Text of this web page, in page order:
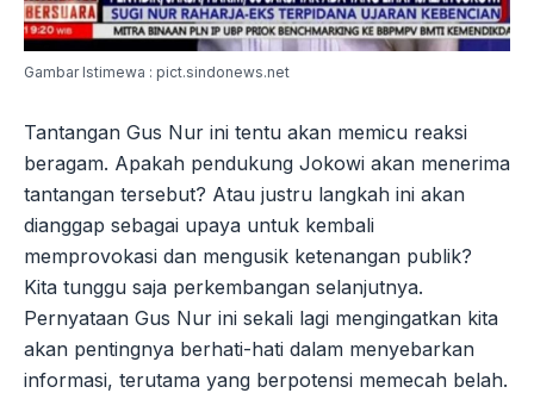
Gambar Istimewa : pict.sindonews.net
Tantangan Gus Nur ini tentu akan memicu reaksi
beragam. Apakah pendukung Jokowi akan menerima
tantangan tersebut? Atau justru langkah ini akan
dianggap sebagai upaya untuk kembali
memprovokasi dan mengusik ketenangan publik?
Kita tunggu saja perkembangan selanjutnya.
Pernyataan Gus Nur ini sekali lagi mengingatkan kita
akan pentingnya berhati-hati dalam menyebarkan
informasi, terutama yang berpotensi memecah belah.